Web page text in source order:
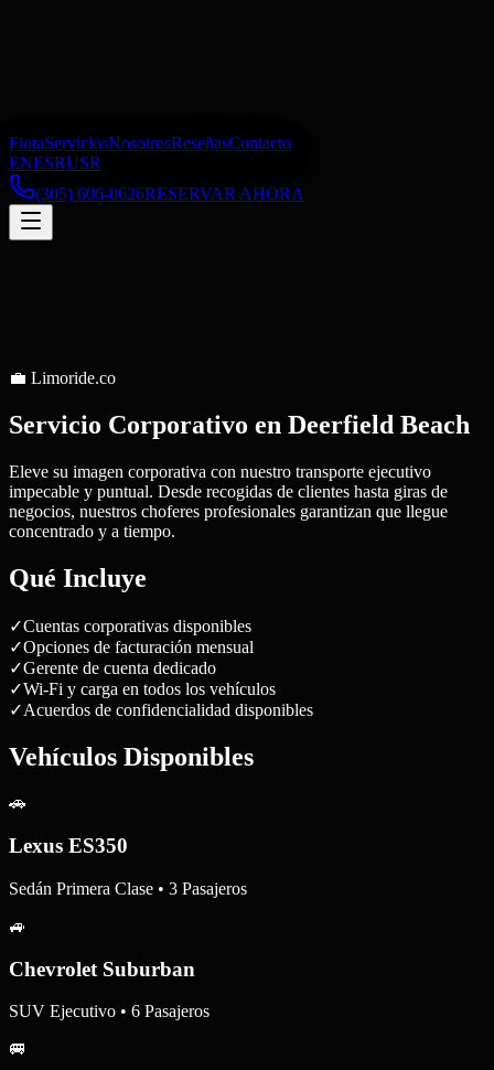
FlotaServiciosNosotrosReseñasContacto
ENESRUSR
(305) 606-0626RESERVAR AHORA
💼 Limoride.co
Servicio Corporativo en Deerfield Beach
Eleve su imagen corporativa con nuestro transporte ejecutivo
impecable y puntual. Desde recogidas de clientes hasta giras de
negocios, nuestros choferes profesionales garantizan que llegue
concentrado y a tiempo.
Qué Incluye
✓Cuentas corporativas disponibles
✓Opciones de facturación mensual
✓Gerente de cuenta dedicado
✓Wi-Fi y carga en todos los vehículos
✓Acuerdos de confidencialidad disponibles
Vehículos Disponibles
🚗
Lexus ES350
Sedán Primera Clase • 3 Pasajeros
🚙
Chevrolet Suburban
SUV Ejecutivo • 6 Pasajeros
🚐